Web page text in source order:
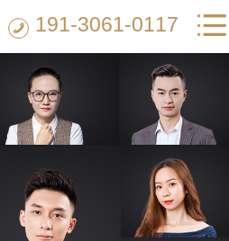
191-3061-0117